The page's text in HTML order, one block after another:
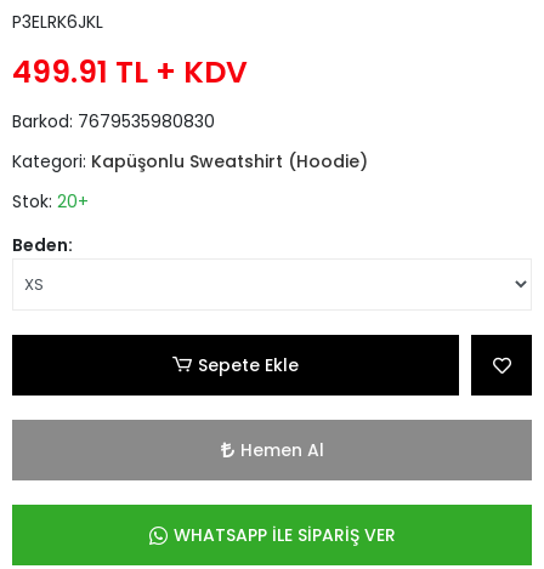
P3ELRK6JKL
499.91 TL + KDV
Barkod: 7679535980830
Kategori: Kapüşonlu Sweatshirt (Hoodie)
Stok: 20+
Beden:
Sepete Ekle
Hemen Al
WHATSAPP İLE SİPARİŞ VER